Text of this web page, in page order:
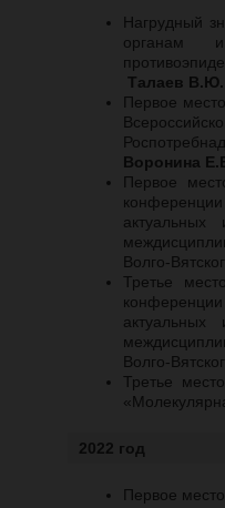
Нагрудный
органам и
Талаев В.Ю.
Первое
Воронина
Первое
Волго-
Третье
Волго-
Третье
2022 год
Первое